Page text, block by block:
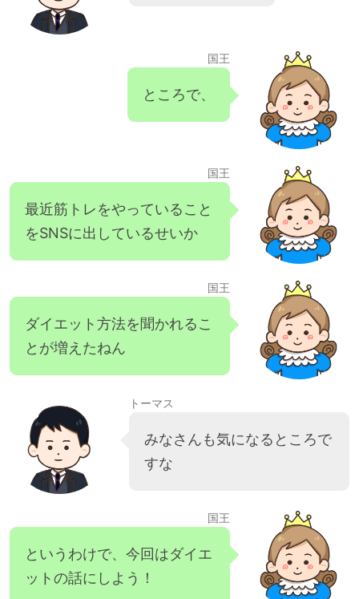
国王
ところで、
国王
最近筋トレをやっていること
をSNSに出しているせいか
国王
ダイエット方法を聞かれるこ
とが増えたねん
トーマス
みなさんも気になるところで
すな
国王
というわけで、今回はダイエ
ットの話にしよう！